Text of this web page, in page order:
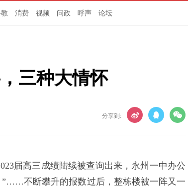
消费 视频 问政 呼声 论坛
三种大情怀
分享到:
届高三成绩陆续被查询出来，永州一中办公
”……不断攀升的报数过后，整栋楼被一阵又一